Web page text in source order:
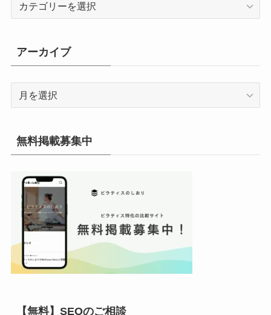
リ
ー
アーカイブ
イ
ブ
無料掲載募集中
【無料】SEOのご相談